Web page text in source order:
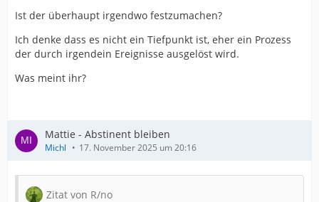
Ist der überhaupt irgendwo festzumachen?
Ich denke dass es nicht ein Tiefpunkt ist, eher ein Prozess
der durch irgendein Ereignisse ausgelöst wird.
Was meint ihr?
Mattie - Abstinent bleiben
Michl 17. November 2025 um 20:16
Zitat von R/no